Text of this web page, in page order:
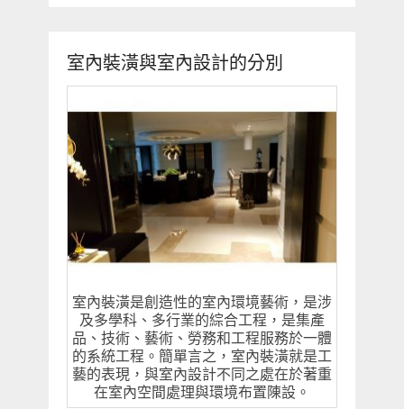
室內裝潢與室內設計的分別
室內裝潢是創造性的室內環境藝術，是涉
及多學科、多行業的綜合工程，是集產
品、技術、藝術、勞務和工程服務於一體
的系統工程。簡單言之，室內裝潢就是工
藝的表現，與室內設計不同之處在於著重
在室內空間處理與環境布置陳設。